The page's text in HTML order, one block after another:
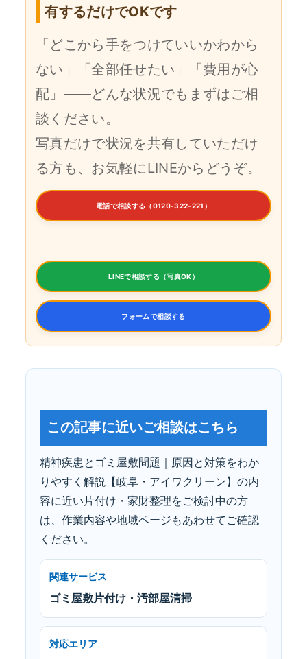
有するだけでOKです
「どこから手をつけていいかわから
ない」「全部任せたい」「費用が心
配」——どんな状況でもまずはご相
談ください。
写真だけで状況を共有していただけ
る方も、お気軽にLINEからどうぞ。
電話で相談する（0120-322-221）
LINEで相談する（写真OK）
フォームで相談する
この記事に近いご相談はこちら
精神疾患とゴミ屋敷問題｜原因と対策をわか
りやすく解説【岐阜・アイワクリーン】の内
容に近い片付け・家財整理をご検討中の方
は、作業内容や地域ページもあわせてご確認
ください。
関連サービス
ゴミ屋敷片付け・汚部屋清掃
対応エリア